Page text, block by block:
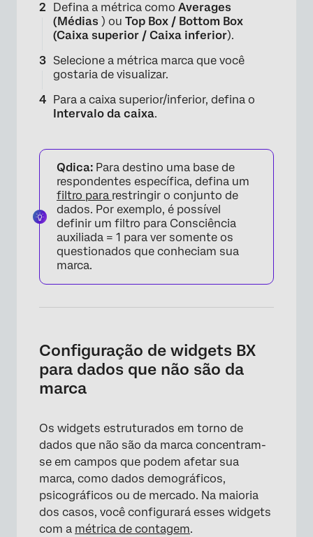
×
Defina a métrica como Averages
(Médias ) ou Top Box / Bottom Box
(Caixa superior / Caixa inferior).
Selecione a métrica marca que você
gostaria de visualizar.
Para a caixa superior/inferior, defina o
Intervalo da caixa.
Qdica: Para destino uma base de
respondentes específica, defina um
filtro para restringir o conjunto de
dados. Por exemplo, é possível
definir um filtro para Consciência
auxiliada = 1 para ver somente os
questionados que conheciam sua
marca.
Configuração de widgets BX
para dados que não são da
marca
Os widgets estruturados em torno de
dados que não são da marca concentram-
se em campos que podem afetar sua
marca, como dados demográficos,
psicográficos ou de mercado. Na maioria
dos casos, você configurará esses widgets
com a métrica de contagem.